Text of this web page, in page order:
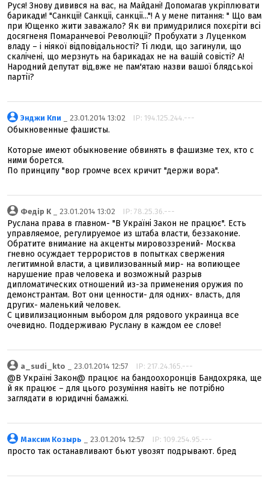
Руся! Знову дивився на вас, на Майдані! Допомагав укріплювати
барикади! "Санкціі! Санкціі, санкціі..."! А у мене питання: " Що вам
при Ющенко жити заважало? Як ви примудрилися похєріти всі
досягненя Помаранчевоі Революціі? Пробухати з Луценком
владу – і ніякої відповідальності? Ті люди, що загинули, що
скалічені, що мерзнуть на барикадах не на вашій совісті? А!
Народний депутат від,вже не пам'ятаю назви вашої блядськоі
партії?
Энджи Кпи _ 23.01.2014 13:02 IP: 194.125.244.---
Обыкновенные фашисты.
Которые имеют обыкновение обвинять в фашизме тех, кто с
ними борется.
По принципу "вор громче всех кричит "держи вора".
Федір К _ 23.01.2014 13:02 IP: 78.25.36.---
Руслана права в главном- "В Україні Закон не працює". Есть
управляемое, регулируемое из штаба власти, беззаконие.
Обратите внимание на акценты мировоззрений- Москва
гневно осуждает террористов в попытках свержения
легитимной власти, а цивилизованный мир- на вопиющее
нарушение прав человека и возможный разрыв
дипломатических отношений из-за применения оружия по
демонстрантам. Вот они ценности- для одних- власть, для
других- маленький человек.
С цивилизационным выбором для рядового украинца все
очевидно. Поддерживаю Руслану в каждом ее слове!
a_sudi_kto _ 23.01.2014 12:57 IP: 217.24.165.---
@В Україні Закон@ працює на бандоохоронців Бандохряка, ще
й як працює – для цього розуміння навіть не потрібно
заглядати в юридичні бамажкі.
Максим Козырь _ 23.01.2014 12:57 IP: 109.254.95.---
просто так останавливают бьют увозят подрывают. бред